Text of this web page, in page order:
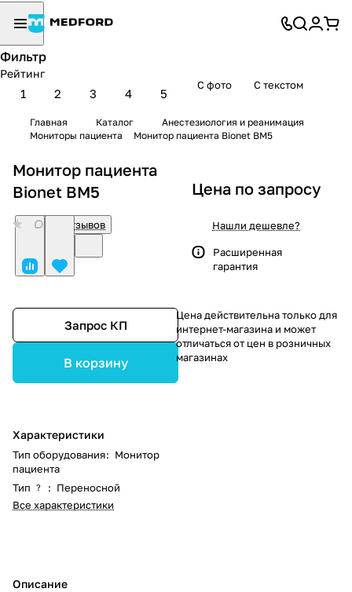
Фильтр
Рейтинг
1 2 3 4 5
С фото С текстом
Главная Каталог
Анестезиология и реанимация
Мониторы пациента
Монитор пациента Bionet BM5
Монитор пациента
Bionet BM5
Нет отзывов
Запрос КП
В корзину
Характеристики
Тип оборудования: Монитор
пациента
Тип
? : Переносной
Все характеристики
Описание
Цена по запросу
Нашли дешевле?
Расширенная
гарантия
Цена действительна только для
интернет-магазина и может
отличаться от цен в розничных
магазинах